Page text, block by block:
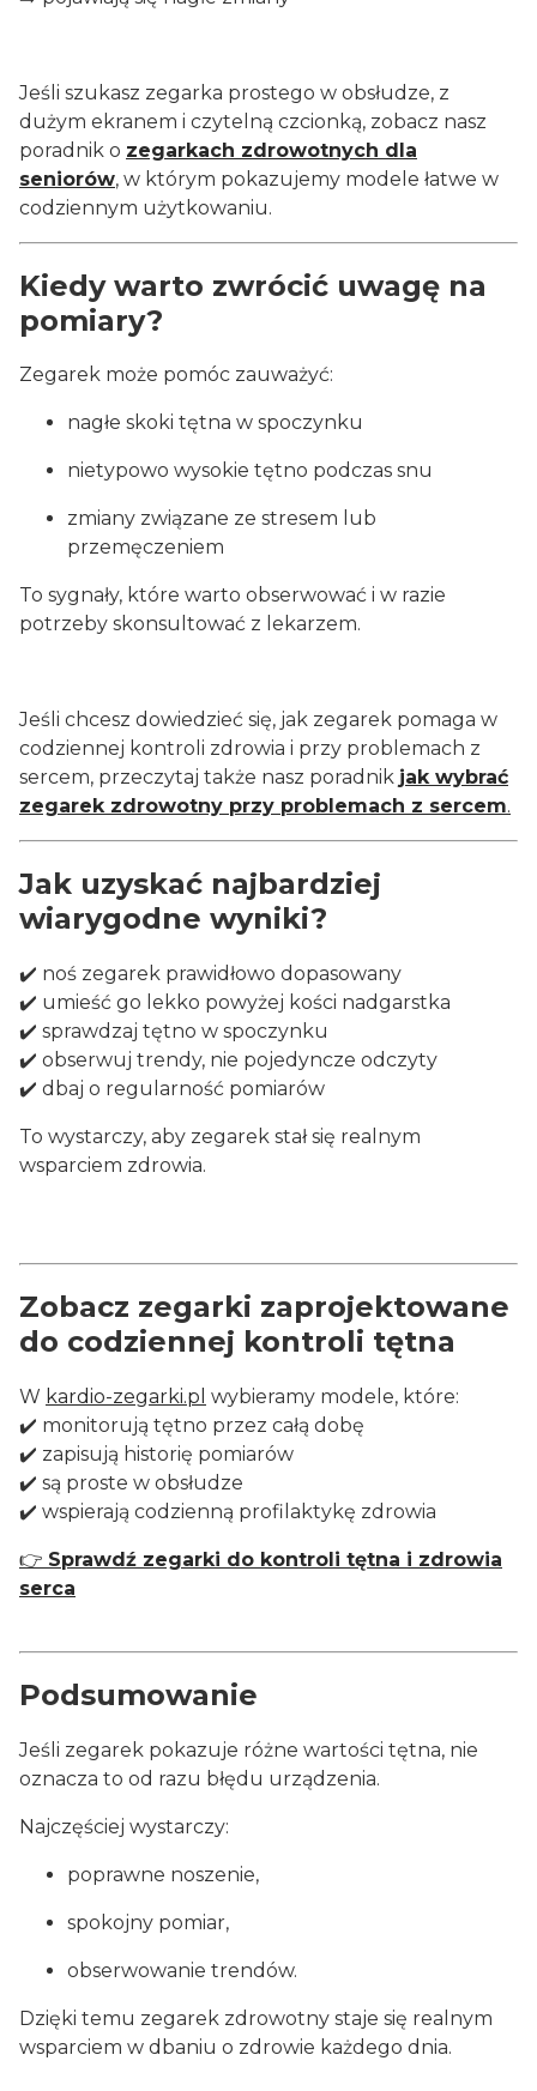
Jeśli szukasz zegarka prostego w obsłudze, z
dużym ekranem i czytelną czcionką, zobacz nasz
poradnik o zegarkach zdrowotnych dla
seniorów, w którym pokazujemy modele łatwe w
codziennym użytkowaniu.
Kiedy warto zwrócić uwagę na
pomiary?
Zegarek może pomóc zauważyć:
nagłe skoki tętna w spoczynku
nietypowo wysokie tętno podczas snu
zmiany związane ze stresem lub
przemęczeniem
To sygnały, które warto obserwować i w razie
potrzeby skonsultować z lekarzem.
Jeśli chcesz dowiedzieć się, jak zegarek pomaga w
codziennej kontroli zdrowia i przy problemach z
sercem, przeczytaj także nasz poradnik jak wybrać
zegarek zdrowotny przy problemach z sercem.
Jak uzyskać najbardziej
wiarygodne wyniki?
✔️ noś zegarek prawidłowo dopasowany
✔️ umieść go lekko powyżej kości nadgarstka
✔️ sprawdzaj tętno w spoczynku
✔️ obserwuj trendy, nie pojedyncze odczyty
✔️ dbaj o regularność pomiarów
To wystarczy, aby zegarek stał się realnym
wsparciem zdrowia.
Zobacz zegarki zaprojektowane
do codziennej kontroli tętna
W kardio-zegarki.pl wybieramy modele, które:
✔️ monitorują tętno przez całą dobę
✔️ zapisują historię pomiarów
✔️ są proste w obsłudze
✔️ wspierają codzienną profilaktykę zdrowia
👉 Sprawdź zegarki do kontroli tętna i zdrowia
serca
Podsumowanie
Jeśli zegarek pokazuje różne wartości tętna, nie
oznacza to od razu błędu urządzenia.
Najczęściej wystarczy:
poprawne noszenie,
spokojny pomiar,
obserwowanie trendów.
Dzięki temu zegarek zdrowotny staje się realnym
wsparciem w dbaniu o zdrowie każdego dnia.